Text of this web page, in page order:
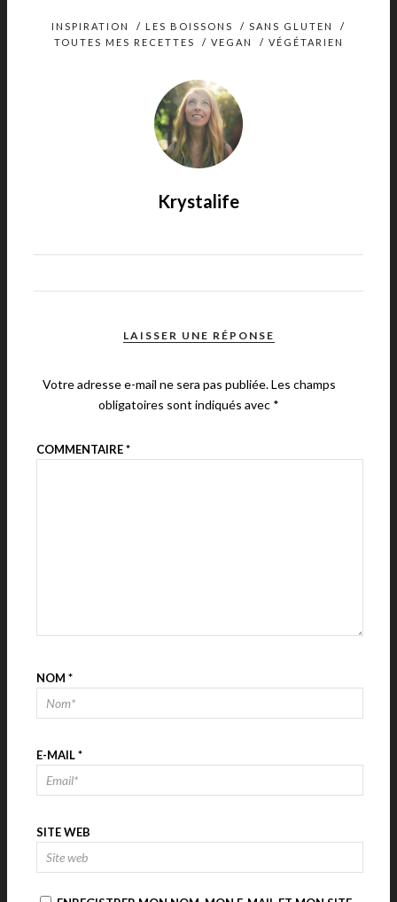
INSPIRATION / LES BOISSONS / SANS GLUTEN
/
TOUTES MES RECETTES
/ VEGAN / VÉGÉTARIEN
Krystalife
LAISSER UNE RÉPONSE
Votre adresse e-mail ne sera pas publiée.Les champs
obligatoires sont indiqués avec *
COMMENTAIRE*
NOM *
E-MAIL*
SITE WEB